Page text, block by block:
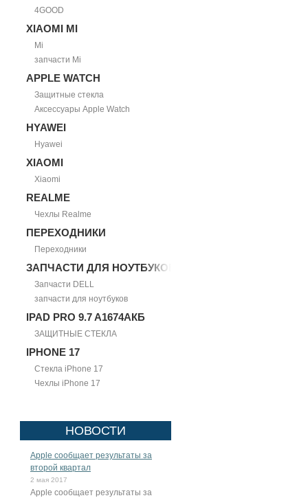
4GOOD
XIAOMI MI
Mi
запчасти Mi
APPLE WATCH
Защитные стекла
Аксессуары Apple Watch
HYAWEI
Hyawei
XIAOMI
Xiaomi
REALME
Чехлы Realme
ПЕРЕХОДНИКИ
Переходники
ЗАПЧАСТИ ДЛЯ НОУТБУКОВ
Запчасти DELL
запчасти для ноутбуков
IPAD PRO 9.7 A1674АКБ
ЗАЩИТНЫЕ СТЕКЛА
IPHONE 17
Стекла iPhone 17
Чехлы iPhone 17
НОВОСТИ
Apple сообщает результаты за
второй квартал
2 мая 2017
Apple сообщает результаты за